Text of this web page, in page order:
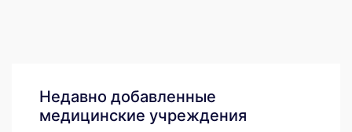
Недавно добавленные
медицинские учреждения